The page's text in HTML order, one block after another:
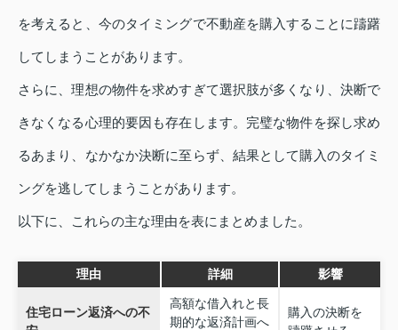
を考えると、今のタイミングで不動産を購入することに躊躇
してしまうことがあります。
さらに、理想の物件を求めすぎて選択肢が多くなり、決断で
きなくなる心理的要因も存在します。完璧な物件を探し求め
るあまり、なかなか決断に至らず、結果として購入のタイミ
ングを逃してしまうことがあります。
以下に、これらの主な理由を表にまとめました。
理由 詳細 影響
住宅ローン返済への不
高額な借入れと長
期的な返済計画へ
購入の決断を